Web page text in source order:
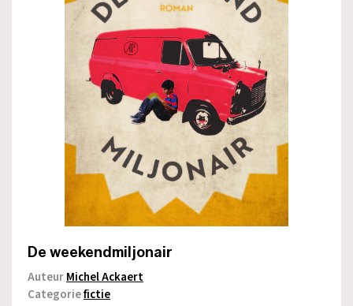
De weekendmiljonair
AuteurMichel Ackaert
Categoriefictie